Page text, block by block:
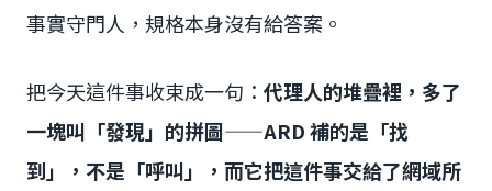
事實守門人，規格本身沒有給答案。
把今天這件事收束成一句： 代理人的堆疊裡，多了
一塊叫「發現」的拼圖——ARD 補的是「找
到」，不是「呼叫」，而它把這件事交給了網域所